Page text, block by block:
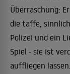
Überraschung:
die taffe,
Polizei und ein
Spiel - sie ist
auffliegen